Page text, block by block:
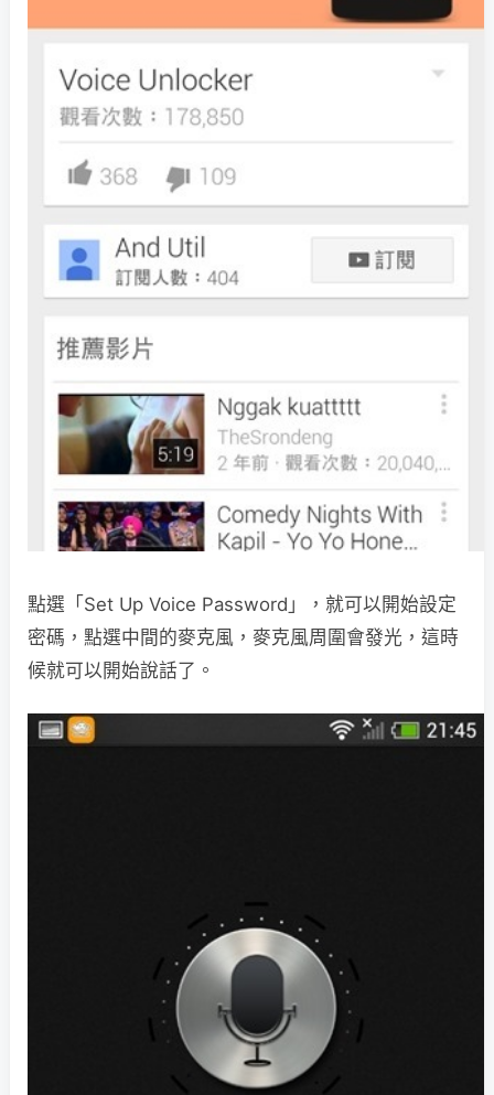
點選「Set Up Voice Password」，就可以開始設定
密碼，點選中間的麥克風，麥克風周圍會發光，這時
候就可以開始說話了。